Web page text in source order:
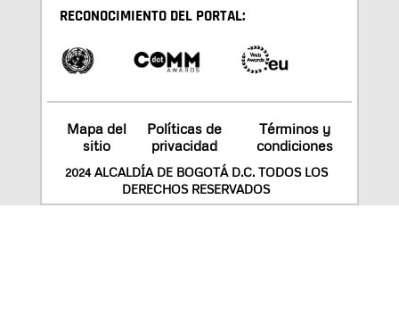
RECONOCIMIENTO DEL PORTAL:
Mapa del
sitio
Políticas de
privacidad
Términos y
condiciones
2024 ALCALDÍA DE BOGOTÁ D.C. TODOS LOS
DERECHOS RESERVADOS